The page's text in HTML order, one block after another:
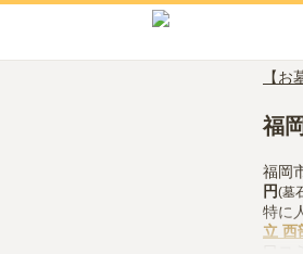
【
福
福岡
円(墓
特に
立 西